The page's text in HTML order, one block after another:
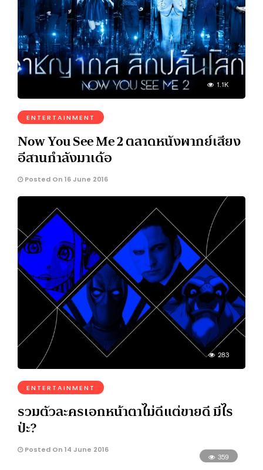
1.1K
ENTERTAINMENT
Now You See Me 2 ตลาดหนังพากย์เสียง
อีสานกำลังมาเด้อ
Posted On 16 June 2016
283
ENTERTAINMENT
รวมตัวละครเอกหน้าตาไม่ดีแต่ขายดี มีไร
ป่ะ?
Posted On 14 June 2016
359